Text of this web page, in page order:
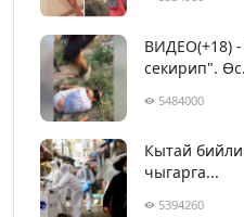
ВИДЕО(+18)
секирип".
5484000
Кытай
чыгарга...
5394260